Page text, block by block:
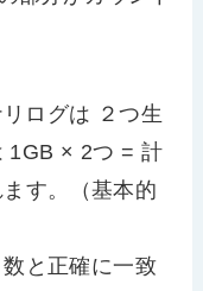
ログは ２つ生
1GB × 2つ = 計
す。（基本的
と正確に一致